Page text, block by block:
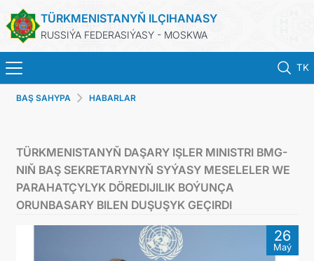
TÜRKMENISTANYŇ ILÇIHANASY
RUSSIÝA FEDERASIÝASY - MOSKWA
TK
BAŞ SAHYPA
TÜRKMENISTAN
WIZA
BAŞ SAHYPA HABARLAR
TÜRKMENISTANYŇ DAŞARY IŞLER MINISTRI BMG-
NIŇ BAŞ SEKRETARYNYŇ SYÝASY MESELELER WE
PARAHATÇYLYK DÖREDIJILIK BOÝUNÇA
ORUNBASARY BILEN DUŞUŞYK GEÇIRDI
26
Maý